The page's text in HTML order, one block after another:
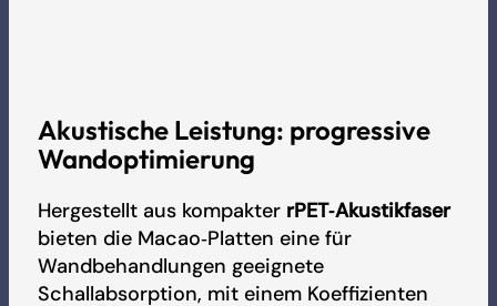
Katalog 2026
Akustische Leistung: progressive
Wandoptimierung
Hergestellt aus kompakter rPET‑Akustikfaser
bieten die Macao‑Platten eine für
Wandbehandlungen geeignete
Schallabsorption, mit einem Koeffizienten